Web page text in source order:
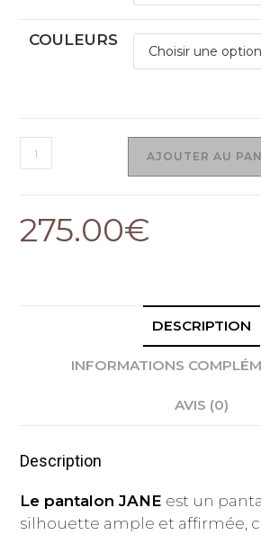
COULEURS
AJOUTER AU
275.00€
DESCRIPTION
INFORMATIONS
AVIS (0)
Description
Le pantalon JANE est un
silhouette ample et affirmée,